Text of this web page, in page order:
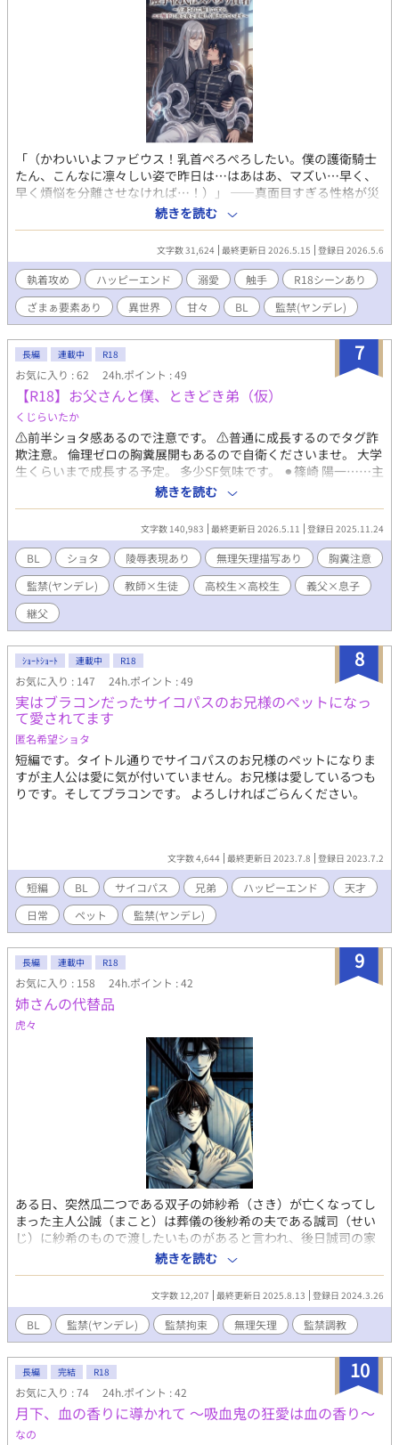
「（かわいいよファビウス！乳首ぺろぺろしたい。僕の護衛騎士
たん、こんなに凛々しい姿で昨日は…はあはあ、マズい…早く、
早く煩悩を分離させなければ…！）」 ——真面目すぎる性格が災
いし、婚約破棄と左遷を同時に言い渡されたファビウスが向かっ
た先は、世間から『魔窟』と恐れられる研究塔だった。 そこで出
会ったのは、どこまでも優しく高潔な賢者ロクシード。 だが、彼
には秘密があった。 煩悩まみれの賢者の元へ、好みドストライク
な騎士が現れた時、夜な夜なベッドに触手が這い回る——！？ 昼
は清廉な賢者と騎士、夜は触手でナカまでぐっちゅぐちゅ。 「ろ
くしぃどしゃまっ♡♡♡じゅっと、じゅうっと♡おまもりしまし
ゅっ♡♡♡」 不器用騎士が愛欲に挟まれ、逃げ場のない至福の監
獄で、身も心もとろとろに溶かされる【オタク魔術師×真面目騎
士】の監禁溺愛BL！ ※この作品には「失禁」「乳首開発」「変態
オタク攻め」「♡喘ぎ」「R18」の描写が含まれています。 （全
12話3万文字中編規模、投稿予約完了済み）
続きを読む
文字数 31,624 最終更新日 2026.5.15 登録日 2026.5.6
執着攻め ハッピーエンド 溺愛 触手
R18シーンあり
ざまぁ要素あり
異世界 甘々 BL 監禁(ヤンデレ)
7
長編 連載中 R18
お気に入り : 62 24h.ポイント : 49
【R18】お父さんと僕、ときどき弟（仮）
くじらいたか
⚠︎前半ショタ感あるので注意です。 ⚠︎普通に成長するのでタグ詐
欺注意。 倫理ゼロの胸糞展開もあるので自衛くださいませ。 大学
生くらいまで成長する予定。 多少SF気味です。 ⚫︎篠崎 陽一……主
人公・ちょろい ⚫︎篠崎 惺……歳の離れた弟・無口 ⚫︎篠崎 航……継
父・会計士/経営者 ⚫︎篠崎 ◇◇………母（？）・看護師 ⚪︎時岡 遥
架……？？？ ⚪︎時岡 ◇◇……時岡家の養子/同学年 ⚪︎花井
暉……？？？ – – – – – – – – – – – – – – – – – – – – – – – – ◼︎宮下
◇◇……教師・婚約者がいるセフレ ◼︎千馬 未弥……母の恋人 ◼︎日
野 聖司……高校のクラスメート
続きを読む
文字数 140,983 最終更新日 2026.5.11 登録日 2025.11.24
BL ショタ 陵辱表現あり 無理矢理描写あり
胸糞注意
監禁(ヤンデレ)
教師×生徒 高校生×高校生
義父×息子
継父
8
ｼｮｰﾄｼｮｰﾄ 連載中 R18
お気に入り : 147 24h.ポイント : 49
実はブラコンだったサイコパスのお兄様のペットになっ
て愛されてます
匿名希望ショタ
短編です。タイトル通りでサイコパスのお兄様のペットになりま
すが主人公は愛に気が付いていません。お兄様は愛しているつも
りです。そしてブラコンです。 よろしければごらんください。
文字数 4,644 最終更新日 2023.7.8 登録日 2023.7.2
短編 BL サイコパス 兄弟 ハッピーエンド
天才
日常
ペット 監禁(ヤンデレ)
9
長編 連載中 R18
お気に入り : 158 24h.ポイント : 42
姉さんの代替品
虎々
ある日、突然瓜二つである双子の姉紗希（さき）が亡くなってし
まった主人公誠（まこと）は葬儀の後紗希の夫である誠司（せい
じ）に紗希のもので渡したいものがあると言われ、後日誠司の家
へ。誠はそこで誠司に出された飲み物を飲み意識を失ってしま
う。目を覚ますと腕をベットに縛られていた。ここから歪んだ愛
の監禁生活が始る… ＊この作品は暴力、無理矢理、監禁、性描写
を含みます。苦手な方はお気をつけください。
続きを読む
文字数 12,207 最終更新日 2025.8.13 登録日 2024.3.26
BL 監禁(ヤンデレ) 監禁拘束 無理矢理 監禁調教
10
長編 完結 R18
お気に入り : 74 24h.ポイント : 42
月下、血の香りに導かれて ～吸血鬼の狂愛は血の香り～
なの